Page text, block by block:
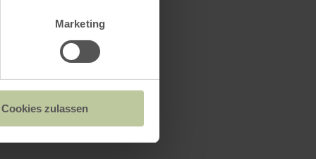
Marketing
Cookies zulassen